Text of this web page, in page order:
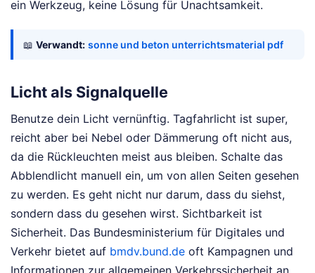
ein Werkzeug, keine Lösung für Unachtsamkeit.
📖 Verwandt: sonne und beton unterrichtsmaterial pdf
Licht als Signalquelle
Benutze dein Licht vernünftig. Tagfahrlicht ist super,
reicht aber bei Nebel oder Dämmerung oft nicht aus,
da die Rückleuchten meist aus bleiben. Schalte das
Abblendlicht manuell ein, um von allen Seiten gesehen
zu werden. Es geht nicht nur darum, dass du siehst,
sondern dass du gesehen wirst. Sichtbarkeit ist
Sicherheit. Das Bundesministerium für Digitales und
Verkehr bietet auf bmdv.bund.de oft Kampagnen und
Informationen zur allgemeinen Verkehrssicherheit an,